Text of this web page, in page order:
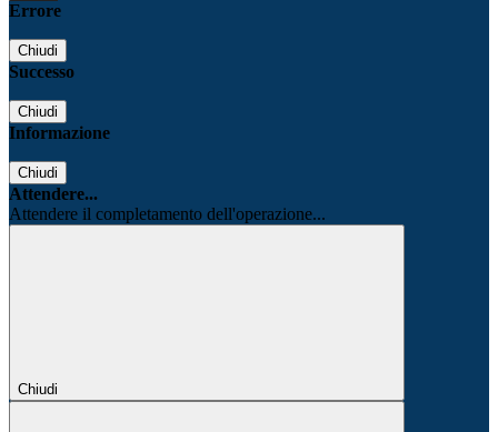
Errore
Chiudi
Successo
Chiudi
Informazione
Chiudi
Attendere...
Attendere il completamento dell'operazione...
Chiudi